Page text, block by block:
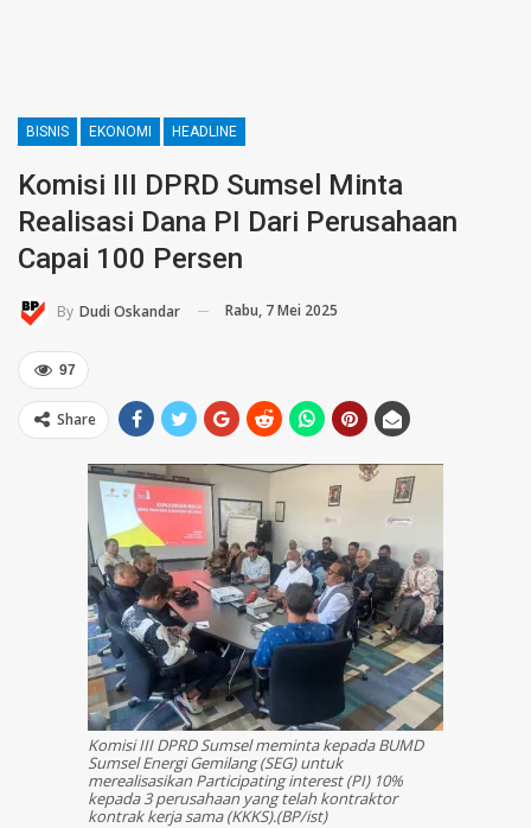
BISNIS EKONOMI HEADLINE
Komisi III DPRD Sumsel Minta
Realisasi Dana PI Dari Perusahaan
Capai 100 Persen
By Dudi Oskandar Rabu, 7 Mei 2025
97
Share
Komisi III DPRD Sumsel meminta kepada BUMD
Sumsel Energi Gemilang (SEG) untuk
merealisasikan Participating interest (PI) 10%
kepada 3 perusahaan yang telah kontraktor
kontrak kerja sama (KKKS).(BP/ist)